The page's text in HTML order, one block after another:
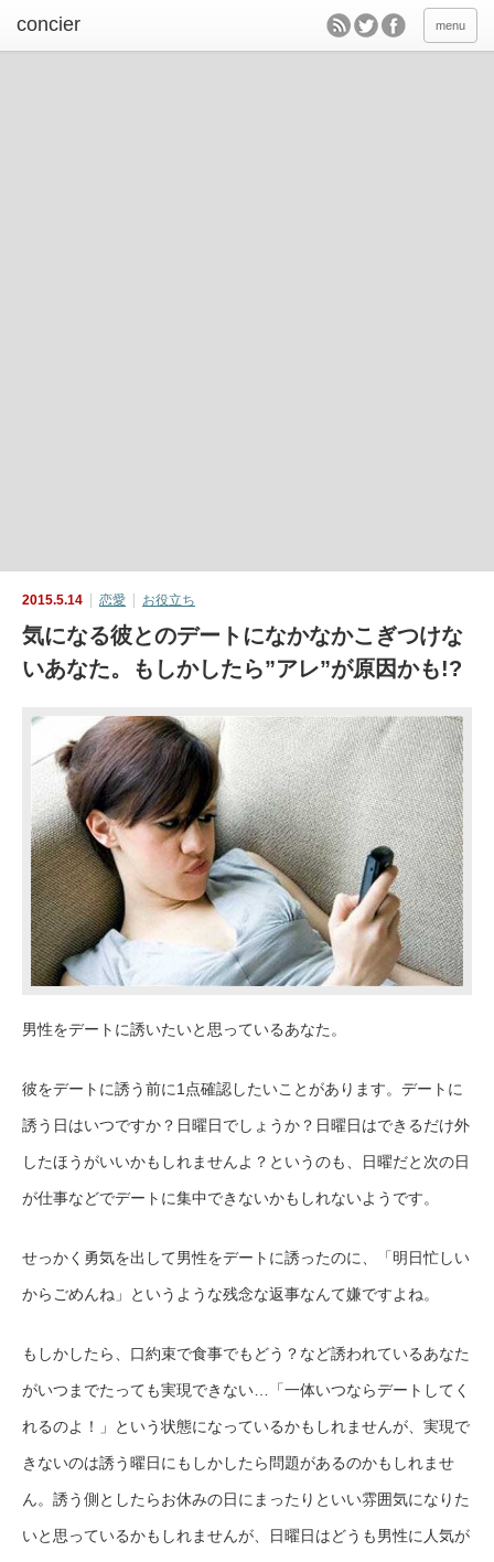
concier menu
2015.5.14 恋愛 お役立ち
気になる彼とのデートになかなかこぎつけな
いあなた。もしかしたら”アレ”が原因かも!?
男性をデートに誘いたいと思っているあなた。
彼をデートに誘う前に1点確認したいことがあります。デートに
誘う日はいつですか？日曜日でしょうか？日曜日はできるだけ外
したほうがいいかもしれませんよ？というのも、日曜だと次の日
が仕事などでデートに集中できないかもしれないようです。
せっかく勇気を出して男性をデートに誘ったのに、「明日忙しい
からごめんね」というような残念な返事なんて嫌ですよね。
もしかしたら、口約束で食事でもどう？など誘われているあなた
がいつまでたっても実現できない…「一体いつならデートしてく
れるのよ！」という状態になっているかもしれませんが、実現で
きないのは誘う曜日にもしかしたら問題があるのかもしれませ
ん。誘う側としたらお休みの日にまったりといい雰囲気になりた
いと思っているかもしれませんが、日曜日はどうも男性に人気が